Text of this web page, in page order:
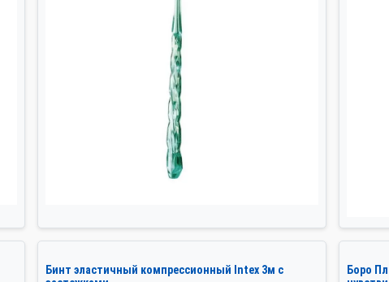
Бинт эластичный компрессионный Intex 3м с
Боро